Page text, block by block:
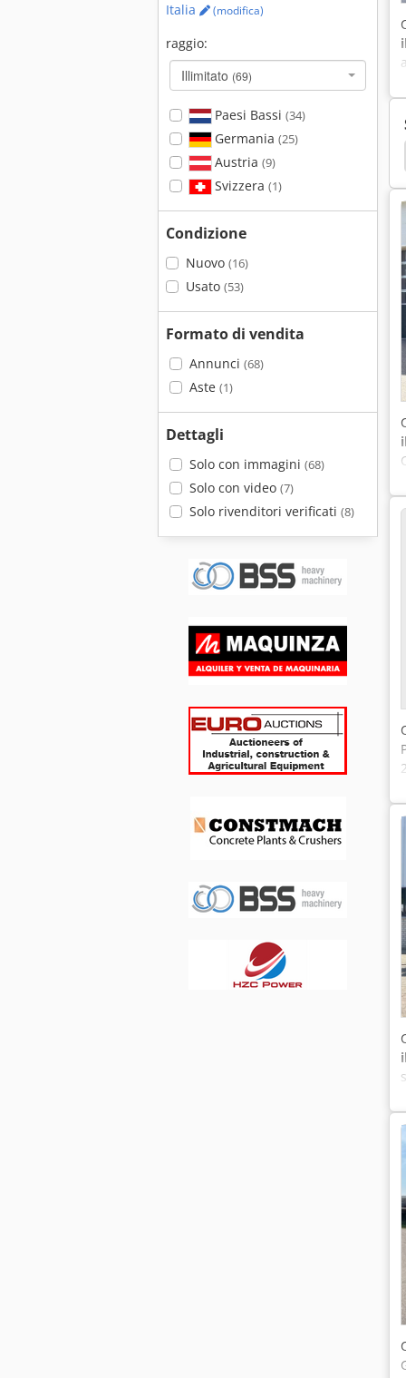
Italia
(modifica)
raggio:
Illimitato (69)
Paesi Bassi (34)
Germania (25)
Austria (9)
Svizzera (1)
Condizione
Nuovo (16)
Usato (53)
Formato di vendita
Annunci (68)
Aste (1)
Dettagli
Solo con immagini (68)
Solo con video (7)
Solo rivenditori verificati (8)